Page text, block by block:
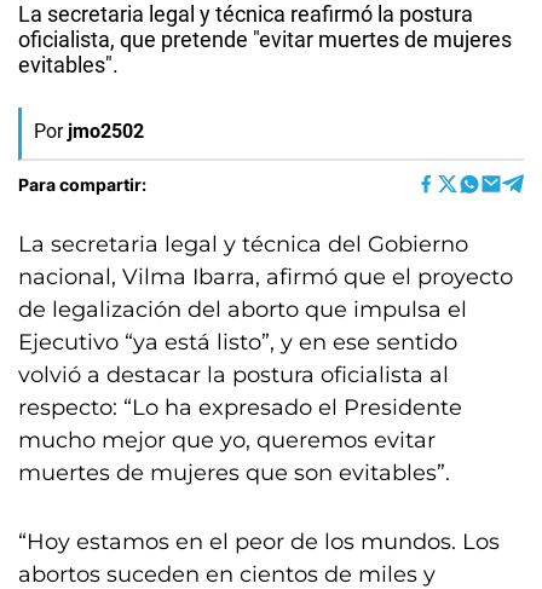
La secretaria legal y técnica reafirmó la postura
oficialista, que pretende "evitar muertes de mujeres
evitables".
Por jmo2502
Para compartir:
La secretaria legal y técnica del Gobierno
nacional, Vilma Ibarra, afirmó que el proyecto
de legalización del aborto que impulsa el
Ejecutivo “ya está listo”, y en ese sentido
volvió a destacar la postura oficialista al
respecto: “Lo ha expresado el Presidente
mucho mejor que yo, queremos evitar
muertes de mujeres que son evitables”.
“Hoy estamos en el peor de los mundos. Los
abortos suceden en cientos de miles y